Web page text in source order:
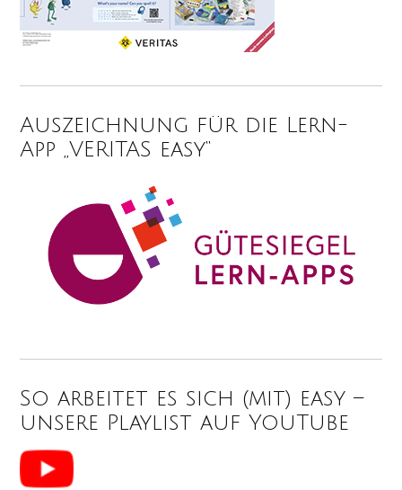
Auszeichnung für die Lern-
App „VERITAS easy“
So arbeitet es sich (mit) easy –
unsere Playlist auf YouTube